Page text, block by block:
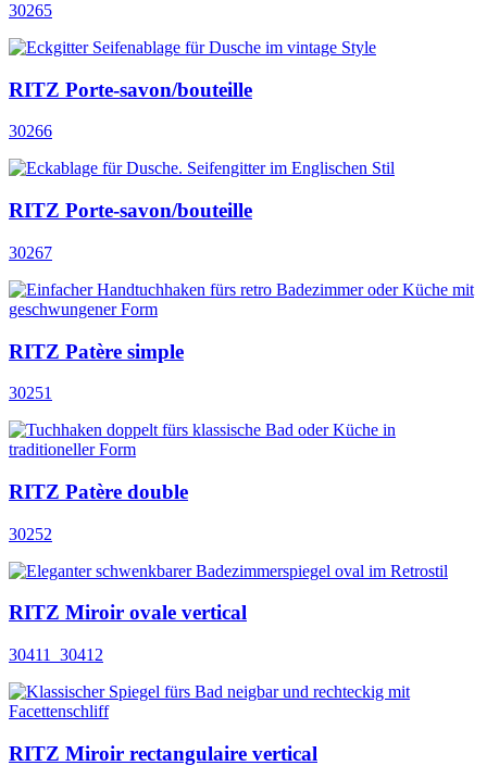
30265
RITZ Porte-savon/bouteille
30266
RITZ Porte-savon/bouteille
30267
RITZ Patère simple
30251
RITZ Patère double
30252
RITZ Miroir ovale vertical
30411_30412
RITZ Miroir rectangulaire vertical